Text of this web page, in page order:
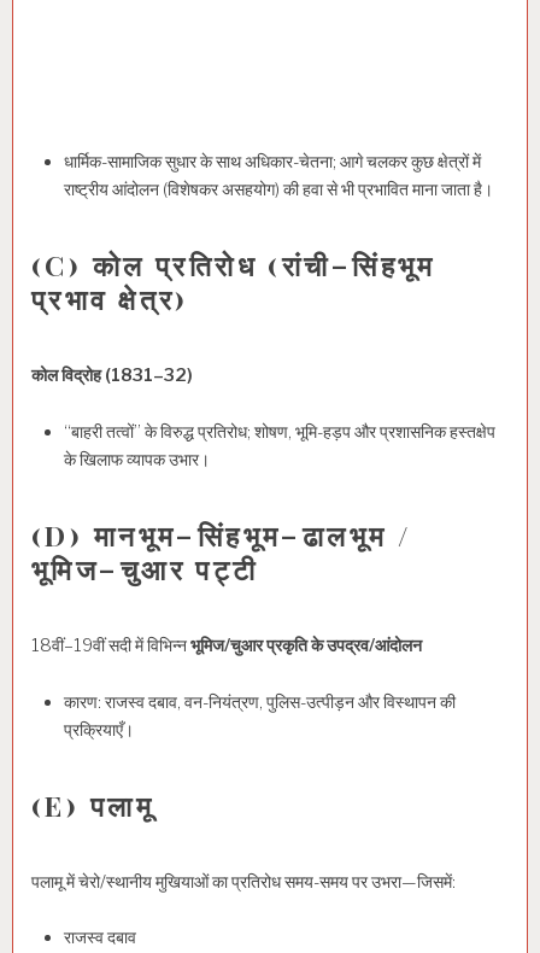
धार्मिक-सामाजिक सुधार के साथ अधिकार-चेतना; आगे चलकर कुछ क्षेत्रों में
राष्ट्रीय आंदोलन (विशेषकर असहयोग) की हवा से भी प्रभावित माना जाता है।
(C) कोल प्रतिरोध (रांची–सिंहभूम
प्रभाव क्षेत्र)
कोल विद्रोह (1831–32)
“बाहरी तत्वों” के विरुद्ध प्रतिरोध; शोषण, भूमि-हड़प और प्रशासनिक हस्तक्षेप
के खिलाफ व्यापक उभार।
(D) मानभूम–सिंहभूम–ढालभूम /
भूमिज–चुआर पट्टी
18वीं–19वीं सदी में विभिन्नभूमिज/चुआर प्रकृति के उपद्रव/आंदोलन
कारण: राजस्व दबाव, वन-नियंत्रण, पुलिस-उत्पीड़न और विस्थापन की
प्रक्रियाएँ।
(E) पलामू
पलामू में चेरो/स्थानीय मुखियाओं का प्रतिरोध समय-समय पर उभरा—जिसमें:
राजस्व दबाव